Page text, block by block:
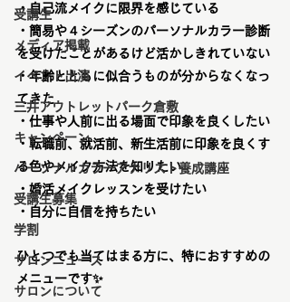
受講生
メディア掲載
イベント出演
三井アウトレットパーク倉敷
キャンペーン
パーソナルカラーアナリスト養成講座
受講生募集
学割
サロンニュース
サロンについて
・自己流メイクに限界を感じている
・簡易や４シーズンのパーソナルカラー診断
を受けたことがあるけど活かしきれていない
・年齢とともに似合うものが分からなくなっ
てきた
・仕事や人前に出る場面で印象を良くしたい
・転職前、就活前、新生活前に印象を良くす
る色やメイク方法を知りたい
・婚活メイクレッスンを受けたい
・自分に自信を持ちたい
ひとつでも当てはまる方に、特におすすめの
メニューです✨